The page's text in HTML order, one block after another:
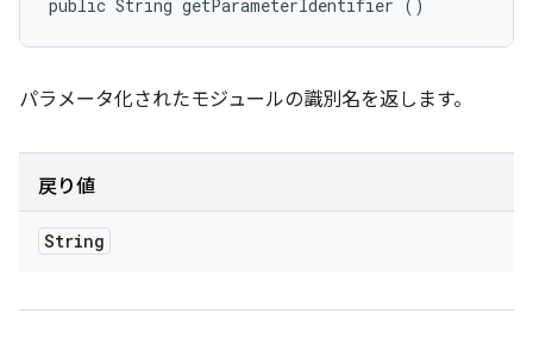
public String getParameterIdentifier ()
パラメータ化されたモジュールの識別名を返します。
戻り値
String